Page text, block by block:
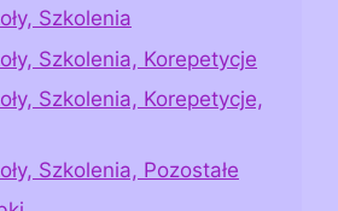
Szkolenia
Szkolenia, Korepetycje
Szkolenia, Korepetycje,
Szkolenia, Pozostałe